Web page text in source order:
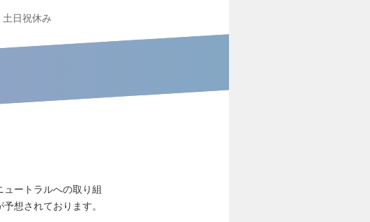
土日祝休み
ートラルへの取り組
想されております。